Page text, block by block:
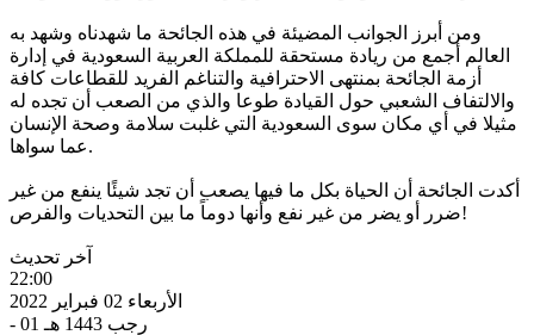
ومن أبرز الجوانب المضيئة في هذه الجائحة ما شهدناه وشهد به
العالم أجمع من ريادة مستحقة للمملكة العربية السعودية في إدارة
أزمة الجائحة بمنتهى الاحترافية والتناغم الفريد للقطاعات كافة
والالتفاف الشعبي حول القيادة طوعا والذي من الصعب أن تجده له
مثيلا في أي مكان سوى السعودية التي غلبت سلامة وصحة الإنسان
عما سواها.
أكدت الجائحة أن الحياة بكل ما فيها يصعب أن تجد شيئًا ينفع من غير
ضرر أو يضر من غير نفع وأنها دوماً ما بين التحديات والفرص!
آخر تحديث
22:00
الأربعاء 02 فبراير 2022
- 01 رجب 1443 هـ